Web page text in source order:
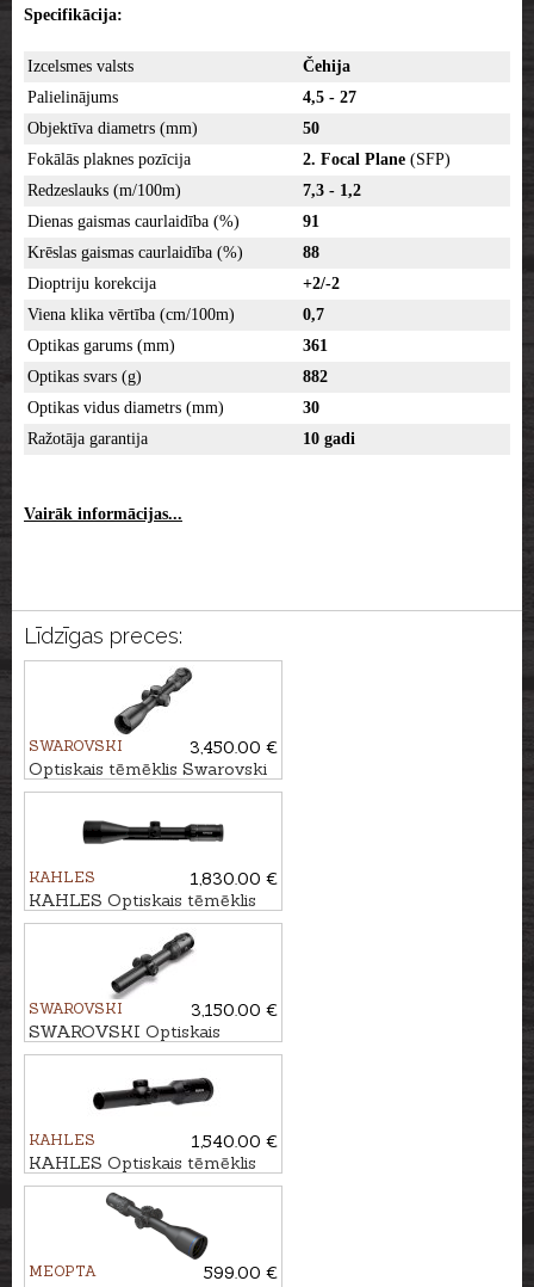
Specifikācija:
Izcelsmes valsts
Čehija
Palielinājums
4,5 - 27
Objektīva diametrs (mm)
50
Fokālās plaknes pozīcija
2. Focal Plane (SFP)
Redzeslauks (m/100m)
7,3 - 1,2
Dienas gaismas caurlaidība (%)
91
Krēslas gaismas caurlaidība (%)
88
Dioptriju korekcija
+2/-2
Viena klika vērtība (cm/100m)
0,7
Optikas garums (mm)
361
Optikas svars (g)
882
Optikas vidus diametrs (mm)
30
Ražotāja garantija
10 gadi
Vairāk informācijas...
Līdzīgas preces:
SWAROVSKI
3,450.00 €
Optiskais tēmēklis Swarovski
Z8i 1.7-13.3x42 P SR - 4A-I
KAHLES
1,830.00 €
KAHLES Optiskais tēmēklis
HELIA 2,4-12x56i #4-Dot SR
SWAROVSKI
3,150.00 €
SWAROVSKI Optiskais
tēmēklis Z8i+ 1-8x24 SR 4A-I
KAHLES
1,540.00 €
KAHLES Optiskais tēmēklis
HELIA 1-5x24i #4-DH
MEOPTA
599.00 €